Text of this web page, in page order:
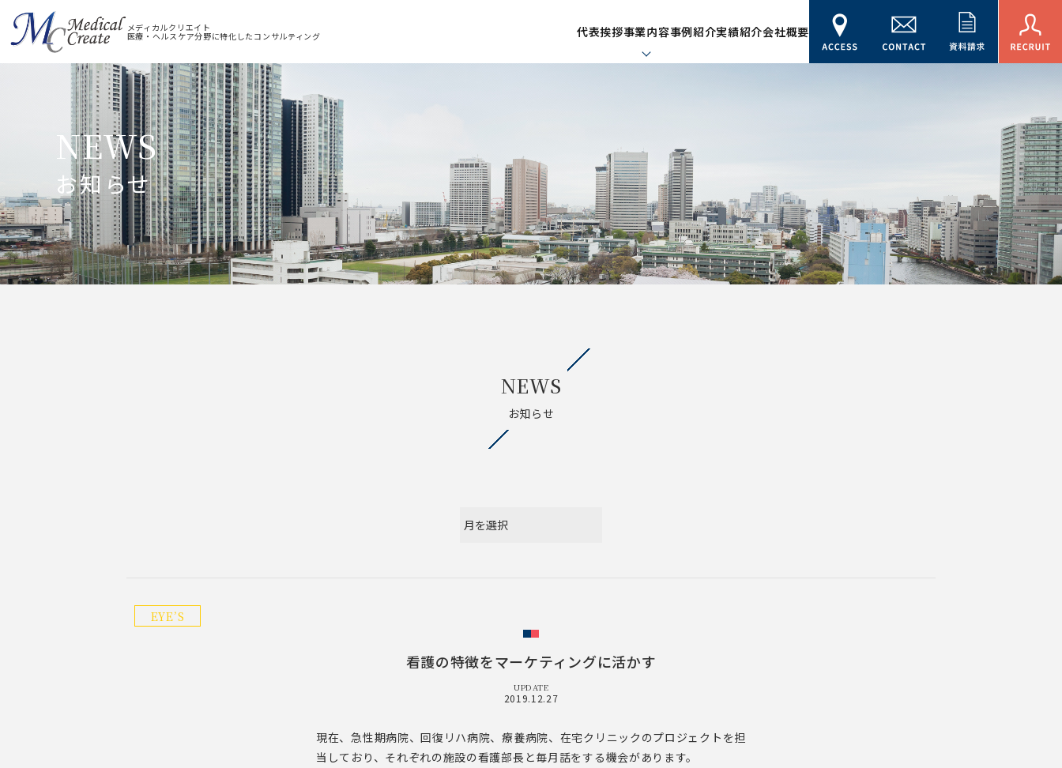
メディカルクリエイト
医療・ヘルスケア分野に特化したコンサルティング 代表挨拶事業内容事例紹介実績紹介会社概要
NEWS
お知らせ
NEWS
お知らせ
EYE’S
看護の特徴をマーケティングに活かす
UPDATE
2019.12.27
現在、急性期病院、回復リハ病院、療養病院、在宅クリニックのプロジェクトを担
当しており、それぞれの施設の看護部長と毎月話をする機会があります。